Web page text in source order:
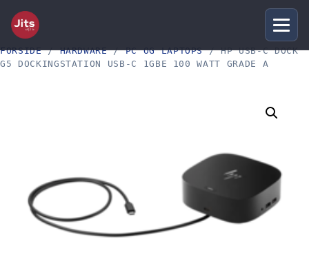
FORSIDE/HARDWARE/PC OG LAPTOPS/ HP USB-C DOCK
G5 DOCKINGSTATION USB-C 1GBE 100 WATT GRADE A